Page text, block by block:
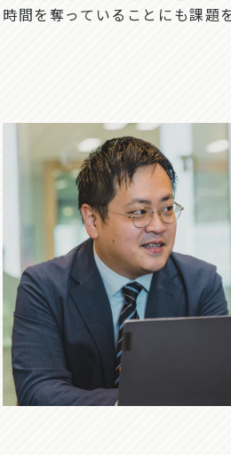
時間を奪っていることにも課題